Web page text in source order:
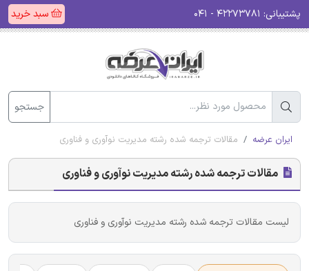
پشتیبانی: سبد خرید
جستجو
ایران عرضه مقالات ترجمه شده رشته مدیریت نوآوری و فناوری
مقالات ترجمه شده رشته مدیریت نوآوری و فناوری
لیست مقالات ترجمه شده رشته مدیریت نوآوری و فناوری